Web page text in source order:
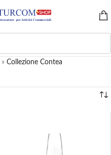
» Collezione Contea